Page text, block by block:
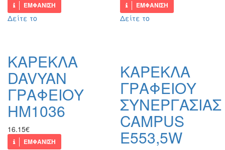
ΕΜΦΑΝΙΣΗ ΕΜΦΑΝΙΣΗ
Δείτε το
ΚΑΡΕΚΛΑ
DAVYAN
ΓΡΑΦΕΙΟΥ
HM1036
16.15€
ΕΜΦΑΝΙΣΗ
Δείτε το
ΚΑΡΕΚΛΑ
ΓΡΑΦΕΙΟΥ
ΣΥΝΕΡΓΑΣΙΑΣ
CAMPUS
Ε553,5W